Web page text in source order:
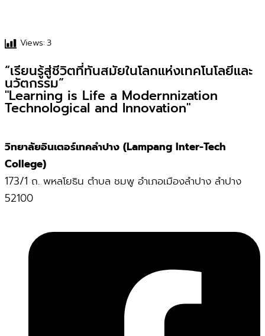
Views:3
“เรียนรู้สู่ชีวิตที่ทันสมัยในโลกแห่งเทคโนโลยีและ
นวัตกรรม”
"Learning is Life a Modernnization
Technological and Innovation"
วิทยาลัยอินเตอร์เทคลำปาง (Lampang Inter-Tech
College)
173/1 ถ. พหลโยธิน ตำบล ชมพู อำเภอเมืองลำปาง ลำปาง
52100